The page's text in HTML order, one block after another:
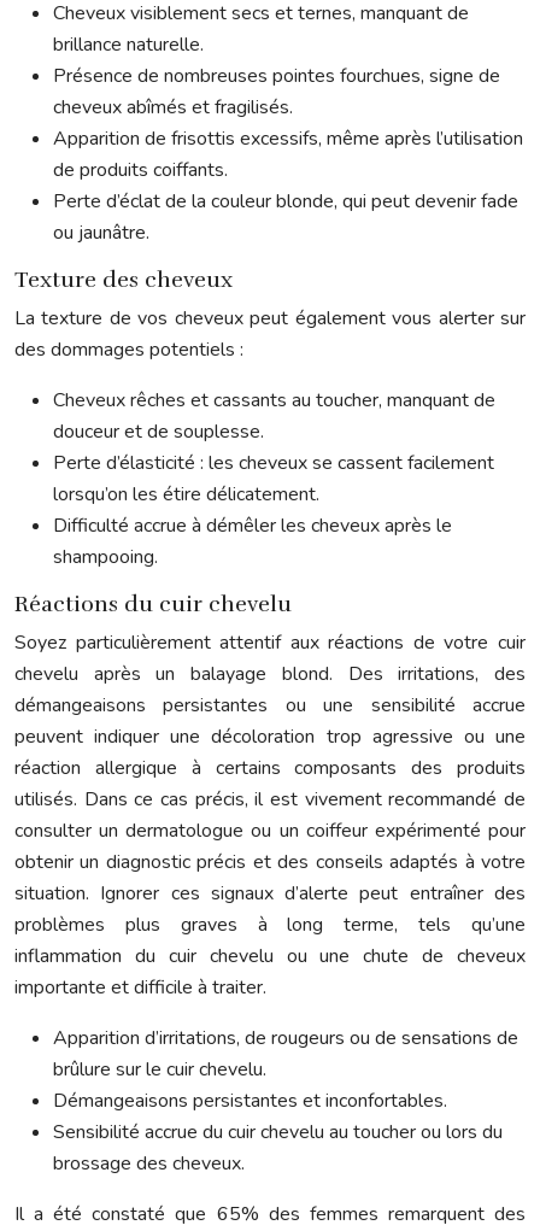
Cheveux visiblement secs et ternes, manquant de
brillance naturelle.
Présence de nombreuses pointes fourchues, signe de
cheveux abîmés et fragilisés.
Apparition de frisottis excessifs, même après l’utilisation
de produits coiffants.
Perte d’éclat de la couleur blonde, qui peut devenir fade
ou jaunâtre.
Texture des cheveux
La texture de vos cheveux peut également vous alerter sur
des dommages potentiels :
Cheveux rêches et cassants au toucher, manquant de
douceur et de souplesse.
Perte d’élasticité : les cheveux se cassent facilement
lorsqu’on les étire délicatement.
Difficulté accrue à démêler les cheveux après le
shampooing.
Réactions du cuir chevelu
Soyez particulièrement attentif aux réactions de votre cuir
chevelu après un balayage blond. Des irritations, des
démangeaisons persistantes ou une sensibilité accrue
peuvent indiquer une décoloration trop agressive ou une
réaction allergique à certains composants des produits
utilisés. Dans ce cas précis, il est vivement recommandé de
consulter un dermatologue ou un coiffeur expérimenté pour
obtenir un diagnostic précis et des conseils adaptés à votre
situation. Ignorer ces signaux d’alerte peut entraîner des
problèmes plus graves à long terme, tels qu’une
inflammation du cuir chevelu ou une chute de cheveux
importante et difficile à traiter.
Apparition d’irritations, de rougeurs ou de sensations de
brûlure sur le cuir chevelu.
Démangeaisons persistantes et inconfortables.
Sensibilité accrue du cuir chevelu au toucher ou lors du
brossage des cheveux.
Il a été constaté que 65% des femmes remarquent des